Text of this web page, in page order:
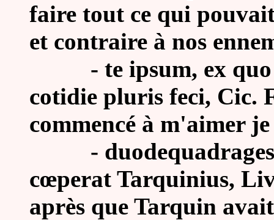
faire tout ce qui
et contraire à nos
- te ipsum, ex
cotidie pluris feci, Cic.
commencé à m'aimer
- d
cœperat Tarquinius,
après que Tarquin